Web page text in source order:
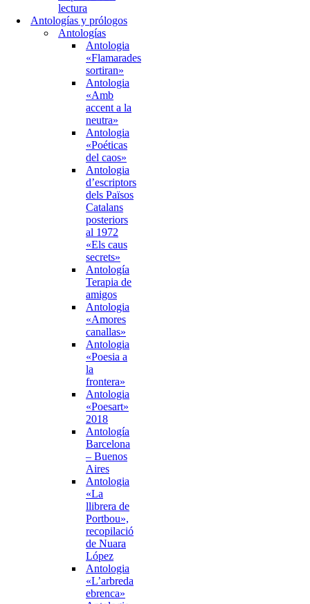
lectura
Antologías y prólogos
Antologías
Antologia
«Flamarades
sortiran»
Antologia
«Amb
accent a la
neutra»
Antologia
«Poéticas
del caos»
Antologia
d’escriptors
dels Països
Catalans
posteriors
al 1972
«Els caus
secrets»
Antología
Terapia de
amigos
Antologia
«Amores
canallas»
Antologia
«Poesia a
la
frontera»
Antologia
«Poesart»
2018
Antología
Barcelona
– Buenos
Aires
Antologia
«La
llibrera de
Portbou»,
recopilació
de Nuara
López
Antologia
«L’arbreda
ebrenca»